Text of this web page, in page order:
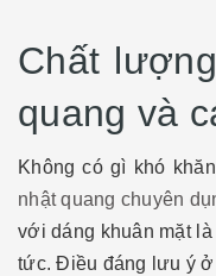
Chất
quang và
Không có gì khó
nhật quang chuyên
với dáng khuân mặt
tức. Điều đáng lưu ý ở